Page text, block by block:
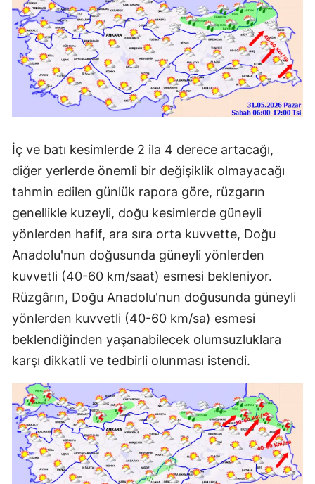
İç ve batı kesimlerde 2 ila 4 derece artacağı,
diğer yerlerde önemli bir değişiklik olmayacağı
tahmin edilen günlük rapora göre, rüzgarın
genellikle kuzeyli, doğu kesimlerde güneyli
yönlerden hafif, ara sıra orta kuvvette, Doğu
Anadolu'nun doğusunda güneyli yönlerden
kuvvetli (40-60 km/saat) esmesi bekleniyor.
Rüzgârın, Doğu Anadolu'nun doğusunda güneyli
yönlerden kuvvetli (40-60 km/sa) esmesi
beklendiğinden yaşanabilecek olumsuzluklara
karşı dikkatli ve tedbirli olunması istendi.